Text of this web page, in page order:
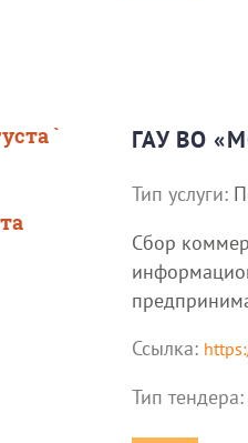
`
ГАУ ВО
Тип услуги:
Сбор
Ссылка:
Тип тендера: